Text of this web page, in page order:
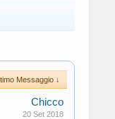
Messaggio ↓
Chicco
20 Set 2018